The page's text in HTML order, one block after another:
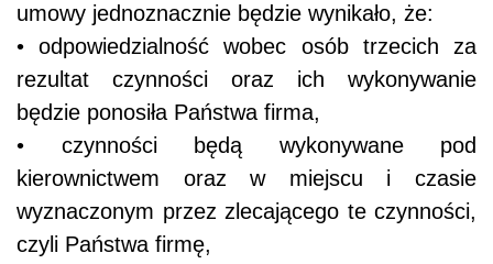
umowy jednoznacznie będzie wynikało, że:
• odpowiedzialność wobec osób trzecich za
rezultat czynności oraz ich wykonywanie
będzie ponosiła Państwa firma,
• czynności będą wykonywane pod
kierownictwem oraz w miejscu i czasie
wyznaczonym przez zlecającego te czynności,
czyli Państwa firmę,